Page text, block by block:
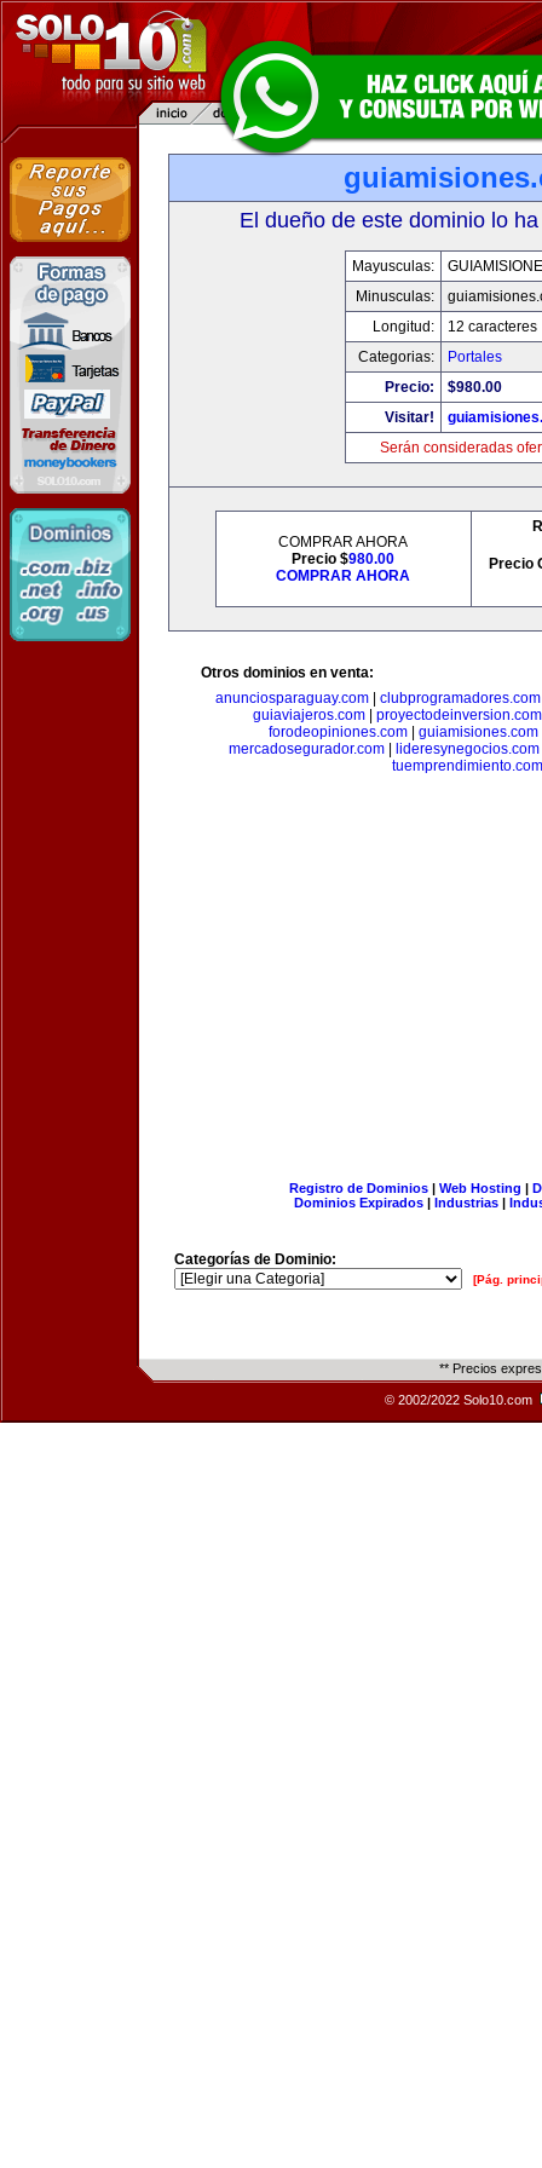
El dueño de este dominio lo
Mayusculas:
Minusculas:
Longitud:
12 caracteres
Categorias:
Portales
Precio:
$980.00
Visitar!
Serán consideradas
COMPRAR AHORA
Precio $980.00
COMPRAR AHORA
Precio
Otros dominios en venta:
anunciosparaguay.com
clubprogramadores.com
guiaviajeros.com| proyectodeinversion.com
forodeopiniones.com
guiamisiones.com
mercadosegurador.com
lideresynegocios.com
tuemprendimiento.com
Registro de Dominios| Web Hosting |
Dominios Expirados | Industrias |
Categorías de Dominio:
[Pág.
** Precios
© 2002/2022 Solo10.com